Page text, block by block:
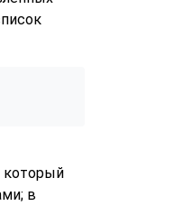
который
в